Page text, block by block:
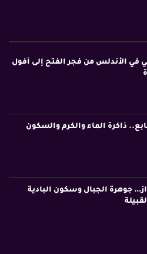
في الأندلس من فجر الفتح إلى أفول
ذاكرة الماء والكرم والسكون
جوهرة الجبال وسكون البادية